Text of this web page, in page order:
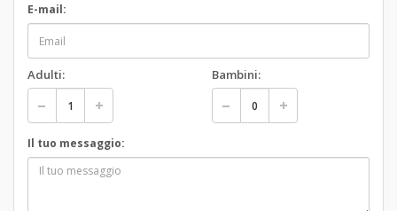
E-mail:
Adulti: Bambini:
Il tuo messaggio: